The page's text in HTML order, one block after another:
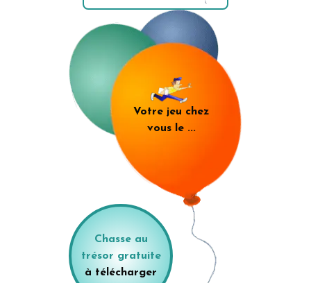
Votre jeu chez
vous le ...
Chasse au
trésor gratuite
à télécharger